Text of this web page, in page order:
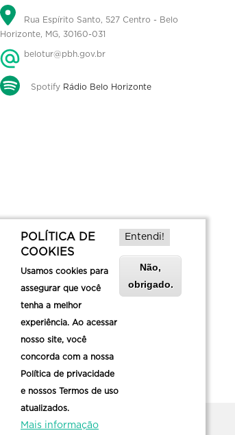
Rua Espírito Santo, 527 Centro - Belo
Horizonte, MG, 30160-031
belotur@pbh.gov.br
Spotify Rádio Belo Horizonte
POLÍTICA DE
COOKIES
Usamos cookies para
assegurar que você
tenha a melhor
experiência. Ao acessar
nosso site, você
concorda com a nossa
Política de privacidade
e nossos Termos de uso
atualizados.
Mais informação
Entendi!
Não,
obrigado.